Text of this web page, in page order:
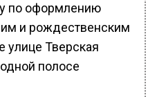
по оформлению
и рождественским
улице Тверская
полосе